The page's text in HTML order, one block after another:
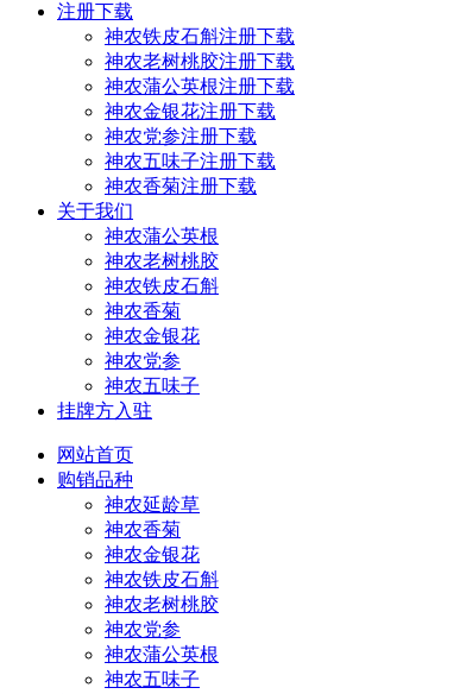
注册下载
神农铁皮石斛注册下载
神农老树桃胶注册下载
神农蒲公英根注册下载
神农金银花注册下载
神农党参注册下载
神农五味子注册下载
神农香菊注册下载
关于我们
神农蒲公英根
神农老树桃胶
神农铁皮石斛
神农香菊
神农金银花
神农党参
神农五味子
挂牌方入驻
网站首页
购销品种
神农延龄草
神农香菊
神农金银花
神农铁皮石斛
神农老树桃胶
神农党参
神农蒲公英根
神农五味子